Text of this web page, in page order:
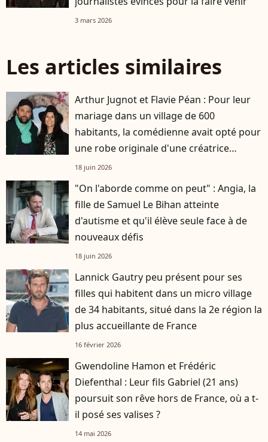
3 mars 2026
Les articles similaires
Arthur Jugnot et Flavie Péan : Pour leur
mariage dans un village de 600
habitants, la comédienne avait opté pour
une robe originale d'une créatrice
française
18 juin 2026
"On l'aborde comme on peut" : Angia, la
fille de Samuel Le Bihan atteinte
d'autisme et qu'il élève seule face à de
nouveaux défis
18 juin 2026
Lannick Gautry peu présent pour ses
filles qui habitent dans un micro village
de 34 habitants, situé dans la 2e région la
plus accueillante de France
16 février 2026
Gwendoline Hamon et Frédéric
Diefenthal : Leur fils Gabriel (21 ans)
poursuit son rêve hors de France, où a t-
il posé ses valises ?
14 mai 2026